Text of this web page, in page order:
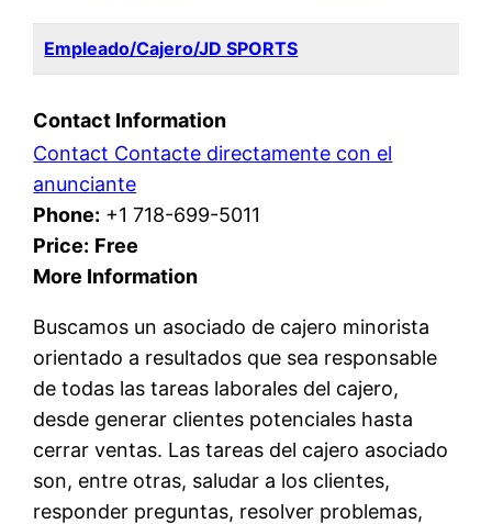
Empleado/Cajero/JD SPORTS
Contact Information
Contact Contacte directamente con el
anunciante
Phone: +1 718-699-5011
Price: Free
More Information
Buscamos un asociado de cajero minorista
orientado a resultados que sea responsable
de todas las tareas laborales del cajero,
desde generar clientes potenciales hasta
cerrar ventas. Las tareas del cajero asociado
son, entre otras, saludar a los clientes,
responder preguntas, resolver problemas,